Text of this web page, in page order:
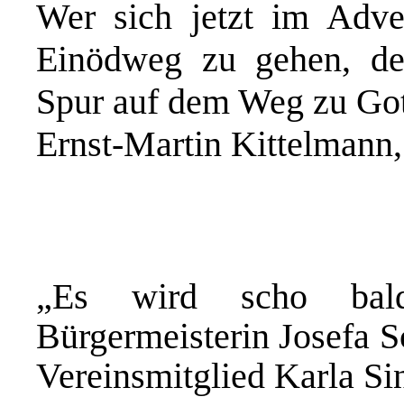
Wer sich jetzt im
Einödweg zu gehen,
Spur auf dem Weg zu
Ernst-Martin
„Es wird scho
Bürgermeisterin Josefa
Vereinsmitglied Karla